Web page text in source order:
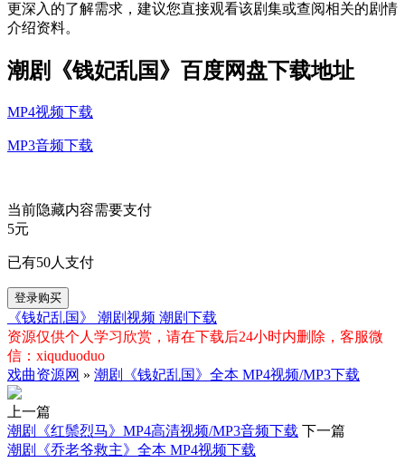
更深入的了解需求，‌建议您直接观看该剧集或查阅相关的剧情
介绍资料。‌
潮剧《‌钱妃乱国》百度网盘下载地址
MP4视频下载
MP3音频下载
当前隐藏内容需要支付
5元
已有50人支付
登录购买
《钱妃乱国》 潮剧视频 潮剧下载
资源仅供个人学习欣赏，请在下载后24小时内删除，客服微
信：xiquduoduo
戏曲资源网 » 潮剧《钱妃乱国》全本 MP4视频/MP3下载
上一篇
潮剧《红鬃烈马》MP4高清视频/MP3音频下载 下一篇
潮剧《乔老爷救主》全本 MP4视频下载